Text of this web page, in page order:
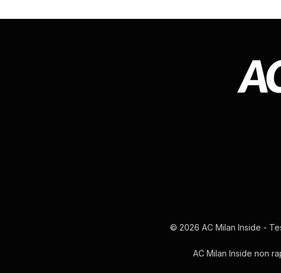
© 2026 AC Milan Inside -
AC Milan Inside non